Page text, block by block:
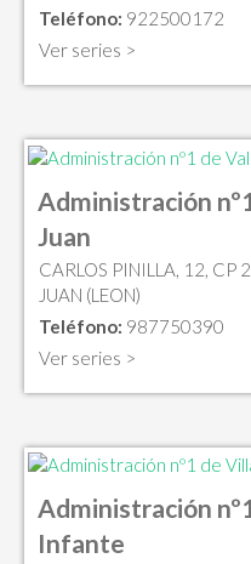
Teléfono: 922500172
Ver series >
Administración
Juan
CARLOS PINILLA, 12, CP
JUAN (LEON)
Teléfono: 987750390
Ver series >
Administración
Infante